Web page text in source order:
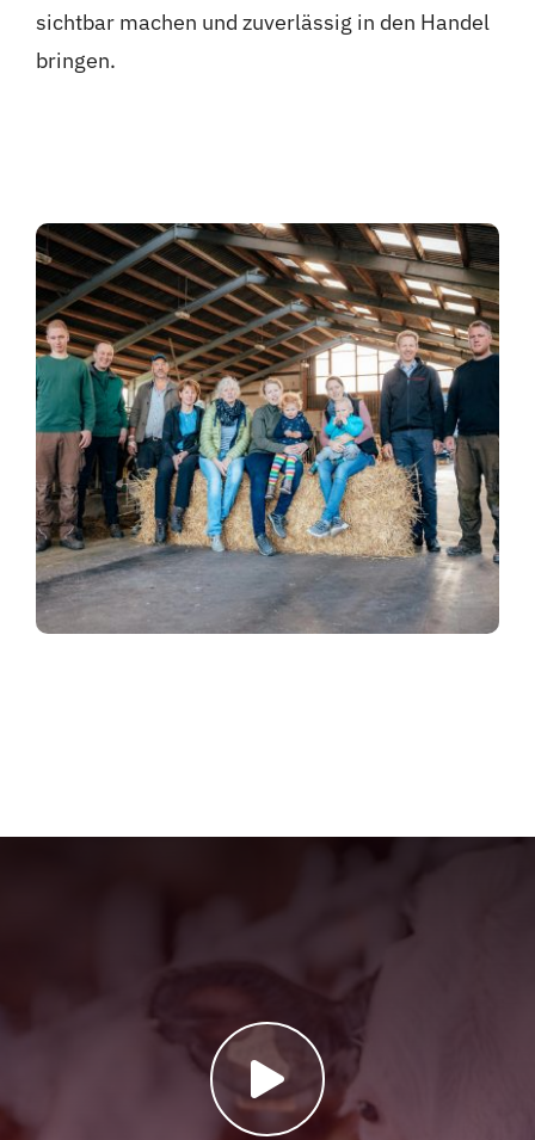
sichtbar machen und zuverlässig in den Handel
bringen.